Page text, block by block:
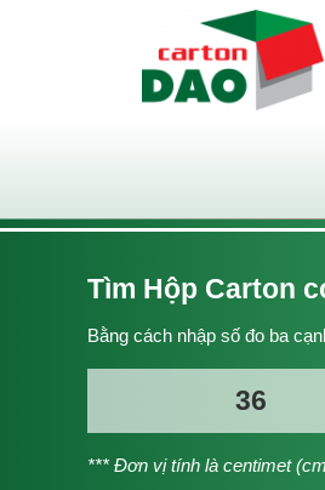
Tìm Hộp Carton
Bằng cách nhập số đo ba
*** Đơn vị tính là centimet